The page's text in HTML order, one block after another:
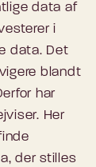
data af
i
data. Det
blandt
har
Her
der stilles